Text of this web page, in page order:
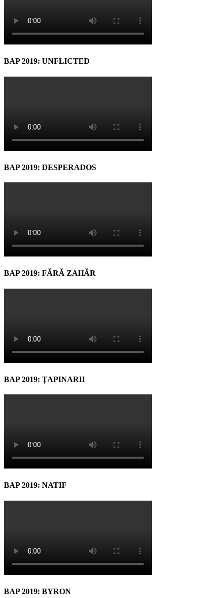
BAP 2019: UNFLICTED
BAP 2019: DESPERADOS
BAP 2019: FĂRĂ ZAHĂR
BAP 2019: ŢAPINARII
BAP 2019: NATIF
BAP 2019: BYRON